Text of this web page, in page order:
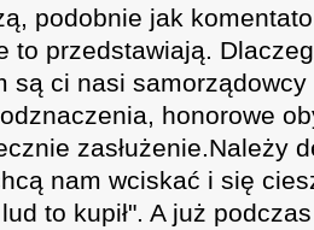
podobnie jak
to przedstawiają.
są ci nasi samorządowcy
honorowe
zasłużenie.Należy
nam wciskać i się
to kupił". A już